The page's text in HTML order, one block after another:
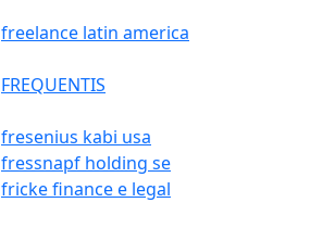
freelance latin america
FREQUENTIS
fresenius kabi usa
fressnapf holding se
fricke finance e legal